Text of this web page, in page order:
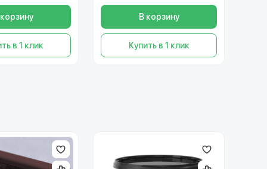
в 1 клик
В корзину
Купить в 1 клик